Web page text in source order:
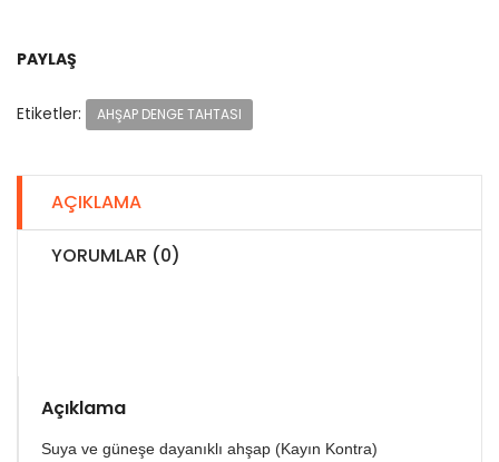
PAYLAŞ
Etiketler: AHŞAP DENGE TAHTASI
AÇIKLAMA
YORUMLAR (0)
Açıklama
Suya ve güneşe dayanıklı ahşap (Kayın Kontra)